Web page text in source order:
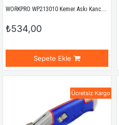
WORKPRO WP213010 Kemer Askı Kancalı Otomatik Geri Çekilebilir Mandallı Rötuş Maket Bıçağı + 3 Adet Yedek Bıçak
₺534,00
Sepete Ekle
Ücretsiz Kargo